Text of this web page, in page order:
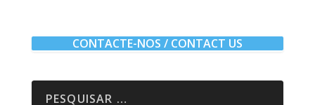
CONTACTE-NOS / CONTACT US